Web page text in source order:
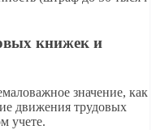
книжек и
значение, как
движения трудовых
учете.